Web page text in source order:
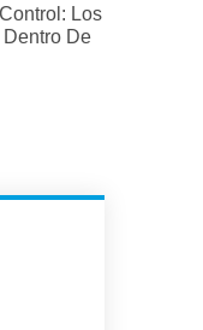
Los
De